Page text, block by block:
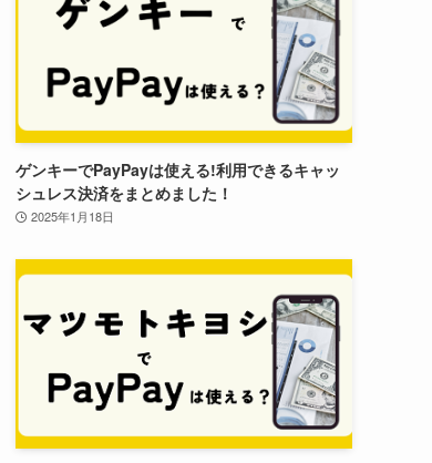
ゲンキーでPayPayは使える!利用できるキャッ
シュレス決済をまとめました！
2025年1月18日